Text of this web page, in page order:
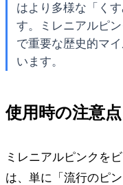
はより多様な「く
す。ミレニアルピ
で重要な歴史的マ
います。
使用時の注意
ミレニアルピンクを
は、単に「流行のピ